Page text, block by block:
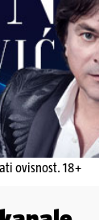
ovisnost. 18+